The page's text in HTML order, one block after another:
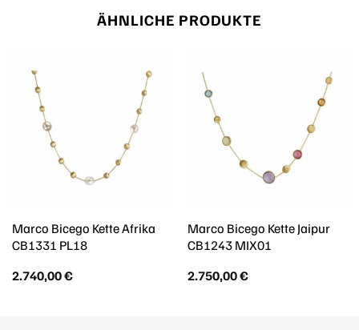
ÄHNLICHE PRODUKTE
Marco Bicego Kette Afrika
CB1331 PL18
2.740,00€
Marco Bicego Kette Jaipur
CB1243 MIX01
2.750,00€